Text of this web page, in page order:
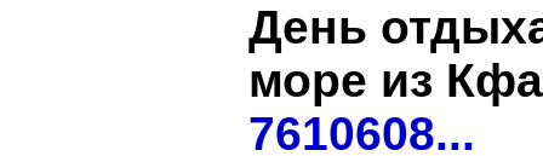
День
море из
7610608...